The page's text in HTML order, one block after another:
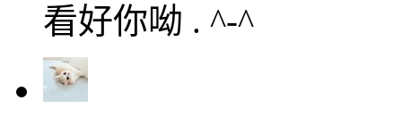
看好你呦 . ^-^